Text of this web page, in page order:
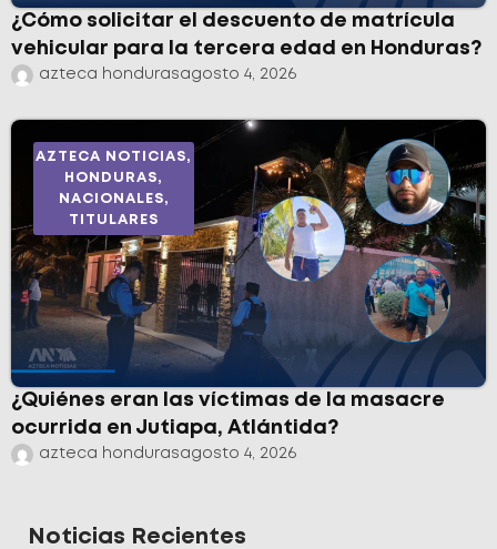
¿Cómo solicitar el descuento de matrícula
vehicular para la tercera edad en Honduras?
azteca hondurasagosto 4, 2026
AZTECA NOTICIAS,
HONDURAS,
NACIONALES,
TITULARES
¿Quiénes eran las víctimas de la masacre
ocurrida en Jutiapa, Atlántida?
azteca hondurasagosto 4, 2026
Noticias Recientes